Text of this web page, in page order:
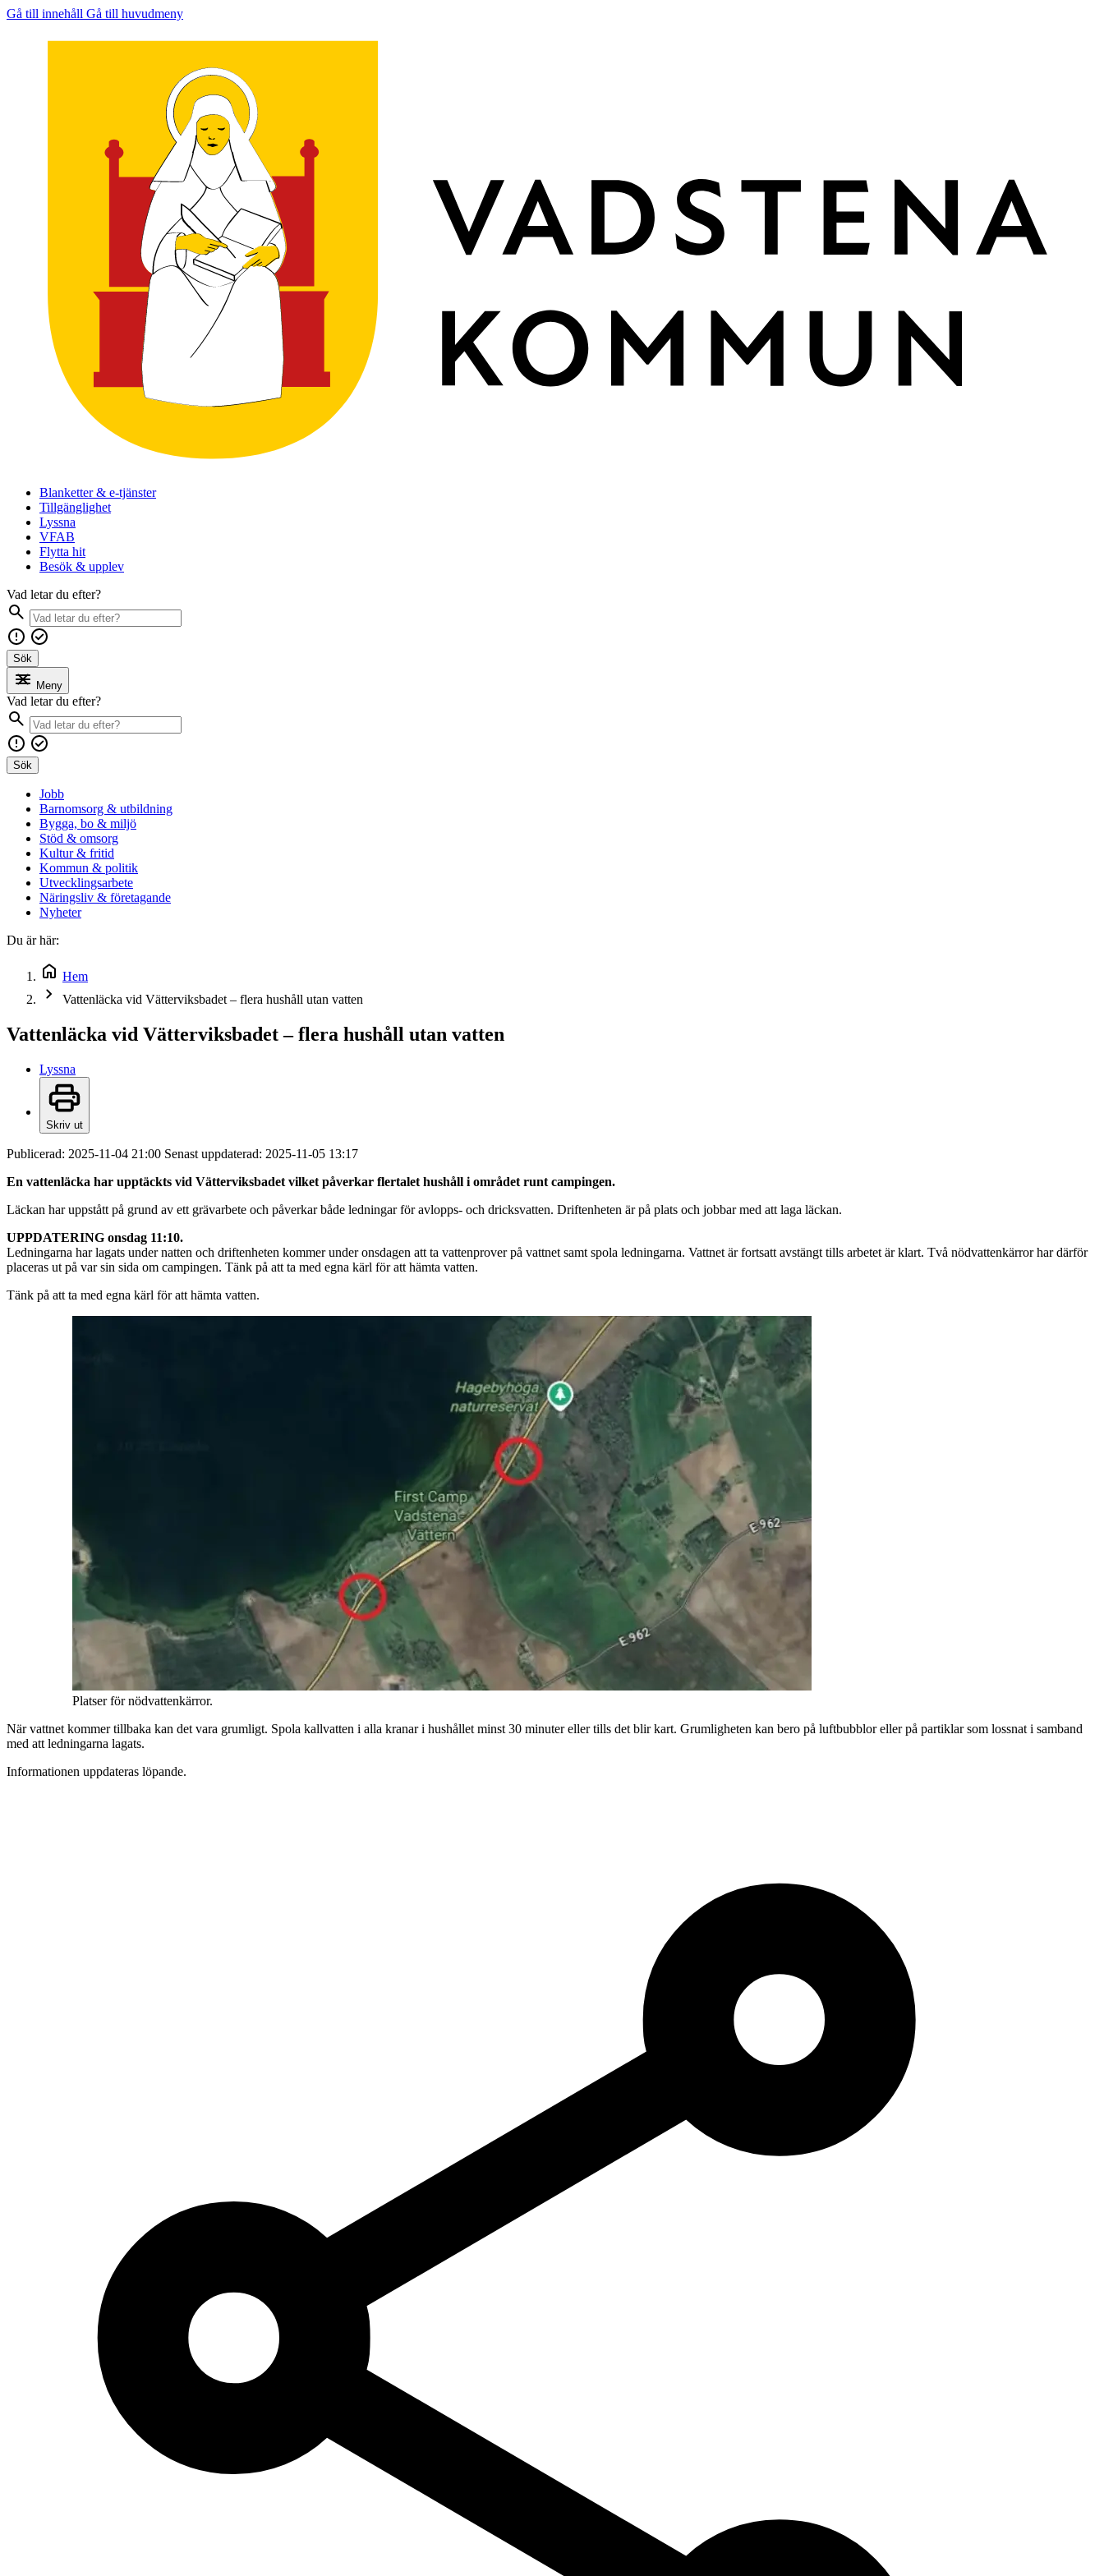
Gå till innehåll Gå till huvudmeny
Blanketter & e-tjänster
Tillgänglighet
Lyssna
VFAB
Flytta hit
Besök & upplev
Vad letar du efter?
Sök
Meny
Vad letar du efter?
Sök
Jobb
Barnomsorg & utbildning
Bygga, bo & miljö
Stöd & omsorg
Kultur & fritid
Kommun & politik
Utvecklingsarbete
Näringsliv & företagande
Nyheter
Du är här:
Hem
Vattenläcka vid Vätterviksbadet – flera hushåll utan vatten
Vattenläcka vid Vätterviksbadet – flera hushåll utan vatten
Lyssna
Skriv ut
Publicerad: 2025-11-04 21:00 Senast uppdaterad: 2025-11-05 13:17
En vattenläcka har upptäckts vid Vätterviksbadet vilket påverkar flertalet hushåll i området runt campingen.
Läckan har uppstått på grund av ett grävarbete och påverkar både ledningar för avlopps- och dricksvatten. Driftenheten är på plats och jobbar med att laga läckan.
UPPDATERING onsdag 11:10.
Ledningarna har lagats under natten och driftenheten kommer under onsdagen att ta vattenprover på vattnet samt spola ledningarna. Vattnet är fortsatt avstängt tills arbetet är klart. Två nödvattenkärror har därför
placeras ut på var sin sida om campingen. Tänk på att ta med egna kärl för att hämta vatten.
Tänk på att ta med egna kärl för att hämta vatten.
Platser för nödvattenkärror.
När vattnet kommer tillbaka kan det vara grumligt. Spola kallvatten i alla kranar i hushållet minst 30 minuter eller tills det blir kart. Grumligheten kan bero på luftbubblor eller på partiklar som lossnat i samband
med att ledningarna lagats.
Informationen uppdateras löpande.